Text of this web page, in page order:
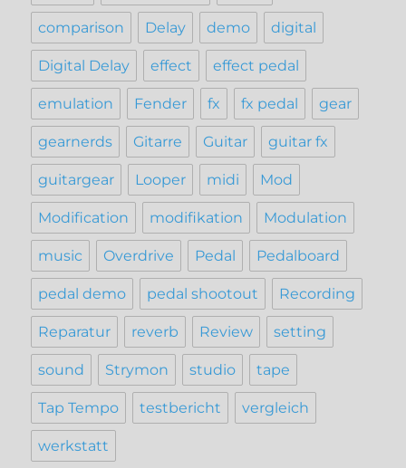
comparison Delay demo digital
Digital Delay effect effect pedal
emulation Fender fx fx pedal gear
gearnerds Gitarre Guitar guitar fx
guitargear Looper midi Mod
Modification modifikation Modulation
music Overdrive Pedal Pedalboard
pedal demo pedal shootout Recording
Reparatur reverb Review setting
sound Strymon studio tape
Tap Tempo testbericht vergleich
werkstatt